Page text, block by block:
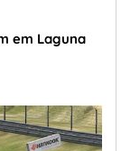
em Laguna